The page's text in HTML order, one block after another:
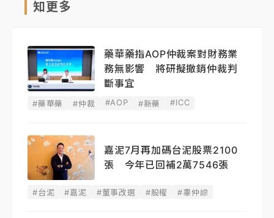
知更多
藥華藥指AOP仲裁案對財務業
務無影響 將研擬撤銷仲裁判
斷事宜
#藥華藥 #仲裁 #AOP #新藥 #ICC
嘉泥7月再加碼台泥股票2100
張 今年已回補2萬7546張
#台泥 #嘉泥 #董事改選 #股權 #辜仲諒